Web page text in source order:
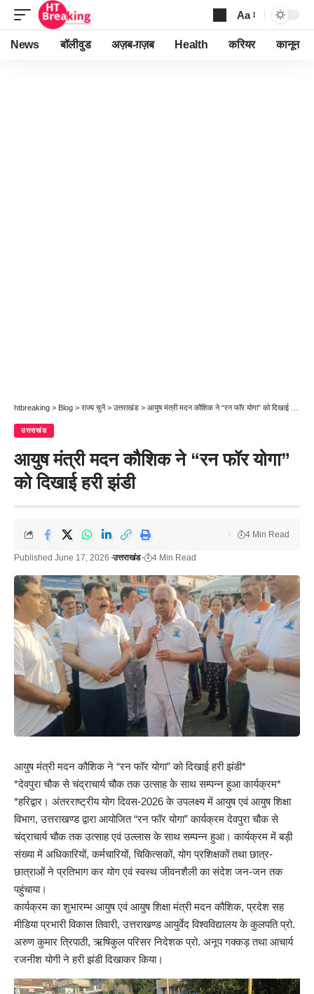
Font
Resizer
Aa
News बॉलीवुड अज़ब-ग़ज़ब Health करियर कानून
htbreaking > Blog > राज्य चुनें > उत्तराखंड > आयुष मंत्री मदन कौशिक ने “रन फॉर योगा” को दिखाई हरी झंडी
उत्तराखंड
आयुष मंत्री मदन कौशिक ने “रन फॉर योगा”
को दिखाई हरी झंडी
Published June 17, 2026 उत्तराखंड 4 Min Read
4 Min Read
आयुष मंत्री मदन कौशिक ने “रन फॉर योगा” को दिखाई हरी झंडी*
*देवपुरा चौक से चंद्राचार्य चौक तक उत्साह के साथ सम्पन्न हुआ कार्यक्रम*
*हरिद्वार। अंतरराष्ट्रीय योग दिवस-2026 के उपलक्ष्य में आयुष एवं आयुष शिक्षा
विभाग, उत्तराखण्ड द्वारा आयोजित “रन फॉर योगा” कार्यक्रम देवपुरा चौक से
चंद्राचार्य चौक तक उत्साह एवं उल्लास के साथ सम्पन्न हुआ। कार्यक्रम में बड़ी
संख्या में अधिकारियों, कर्मचारियों, चिकित्सकों, योग प्रशिक्षकों तथा छात्र-
छात्राओं ने प्रतिभाग कर योग एवं स्वस्थ जीवनशैली का संदेश जन-जन तक
पहुंचाया।
कार्यक्रम का शुभारम्भ आयुष एवं आयुष शिक्षा मंत्री मदन कौशिक, प्रदेश सह
मीडिया प्रभारी विकास तिवारी, उत्तराखण्ड आयुर्वेद विश्वविद्यालय के कुलपति प्रो.
अरुण कुमार त्रिपाठी, ऋषिकुल परिसर निदेशक प्रो. अनूप गक्कड़ तथा आचार्य
रजनीश योगी ने हरी झंडी दिखाकर किया।